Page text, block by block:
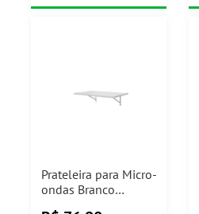
Prateleira para Micro-
ondas Branco